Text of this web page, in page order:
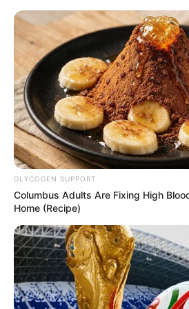
au
contenu AU PETIT
Pronostic Gratuit du Tiercé
Menu
PRONOSTIC QUINTÉ PRIX
16-11-2025
GLYCOGEN SUPPORT
Columbus Adults Are Fixing High
Home (Recipe)